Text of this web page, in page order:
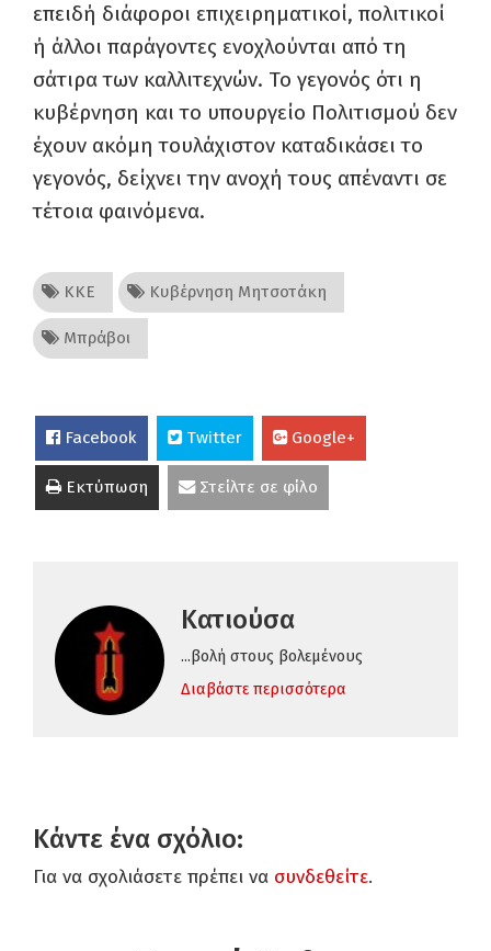
επειδή διάφοροι επιχειρηματικοί, πολιτικοί
ή άλλοι παράγοντες ενοχλούνται από τη
σάτιρα των καλλιτεχνών. Το γεγονός ότι η
κυβέρνηση και το υπουργείο Πολιτισμού δεν
έχουν ακόμη τουλάχιστον καταδικάσει το
γεγονός, δείχνει την ανοχή τους απέναντι σε
τέτοια φαινόμενα.
ΚΚΕ Κυβέρνηση Μητσοτάκη
Μπράβοι
Facebook Twitter Google+
Εκτύπωση Στείλτε σε φίλο
Κατιούσα
...βολή στους βολεμένους
Διαβάστε περισσότερα
Κάντε ένα σχόλιο:
Για να σχολιάσετε πρέπει να συνδεθείτε.